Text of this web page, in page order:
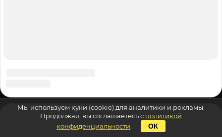
Мы используем куки (cookie) для аналитики и рекламы.
Продолжая, вы соглашаетесь с политикой
конфиденциальности
ОК